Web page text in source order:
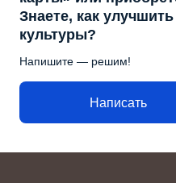
Знаете, как
культуры?
Напишите — решим!
Написать